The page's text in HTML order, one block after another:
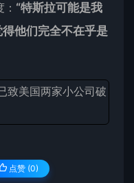
“特斯拉可能是我
他们完全不在乎是
点赞 (0)